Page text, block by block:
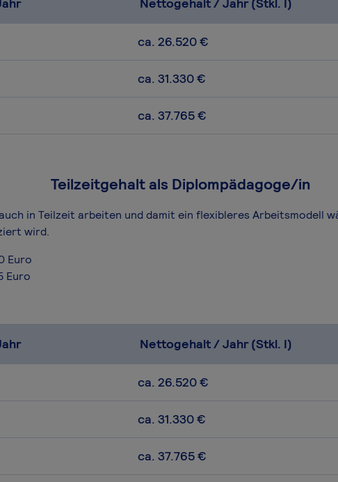
ca. 26.520 €
ca. 31.330 €
ca. 37.765 €
Teilzeitgehalt als Diplompädagoge/in
in Teilzeit arbeiten und damit ein flexibleres Arbeitsmodell
wird.
Euro
Euro
Nettogehalt / Jahr (Stkl. I)
ca. 26.520 €
ca. 31.330 €
ca. 37.765 €